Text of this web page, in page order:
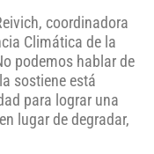
coordinadora
Climática de la
podemos hablar de
sostiene está
para lograr una
lugar de degradar,